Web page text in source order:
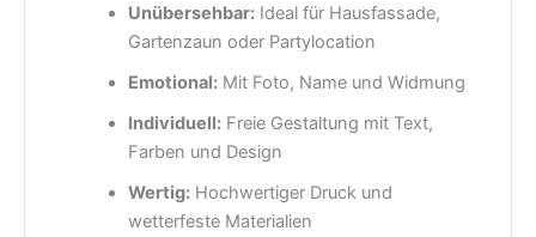
Unübersehbar:Ideal für Hausfassade,
Gartenzaun oder Partylocation
Emotional:Mit Foto, Name und Widmung
Individuell:Freie Gestaltung mit Text,
Farben und Design
Wertig:Hochwertiger Druck und
wetterfeste Materialien